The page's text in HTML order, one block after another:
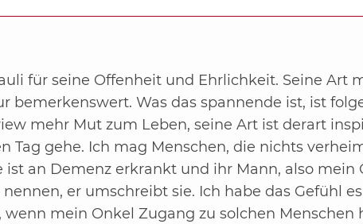
für seine Offenheit und Ehrlichkeit. Seine Art
bemerkenswert. Was das spannende ist, ist
mehr Mut zum Leben, seine Art ist derart
Tag gehe. Ich mag Menschen, die nichts
ist an Demenz erkrankt und ihr Mann, also mein
er umschreibt sie. Ich habe das Gefühl
wenn mein Onkel Zugang zu solchen